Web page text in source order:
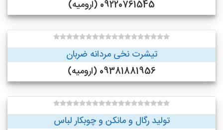
09220761545 (ارومیه)
تیشرت نخی مردانه ضربان
09381881956 (ارومیه)
تولید رگال و مانکن و چوبکار لباس